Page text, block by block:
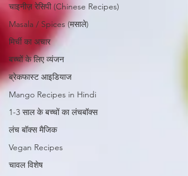
चाइनीज़ रेसिपी (Chinese Recipes)
Masala / Spices (मसाले)
मिर्ची का अचार
बच्चों के लिए व्यंजन
ब्रेकफास्ट आइडियाज
Mango Recipes in Hindi
1-3 साल के बच्चों का लंचबॉक्स
लंच बॉक्स मैजिक
Vegan Recipes
चावल विशेष